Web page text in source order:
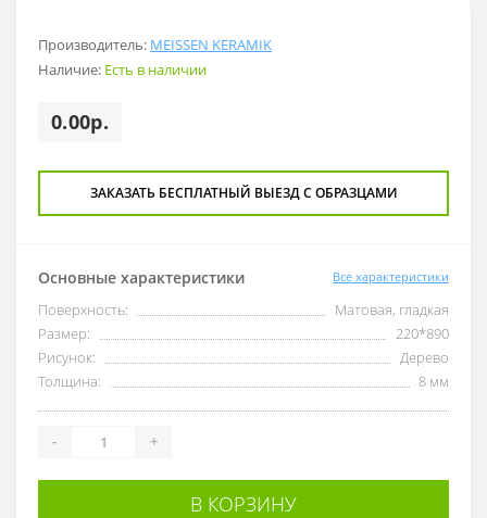
Производитель: MEISSEN KERAMIK
Наличие: Есть в наличии
0.00р.
ЗАКАЗАТЬ БЕСПЛАТНЫЙ ВЫЕЗД С ОБРАЗЦАМИ
Основные характеристики Все характеристики
Поверхность:
Матовая, гладкая
Размер:
220*890
Рисунок:
Дерево
Толщина:
8 мм
- +
В КОРЗИНУ